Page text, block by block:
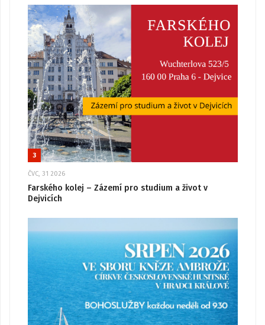
3
ČVC, 31 2026
Farského kolej – Zázemí pro studium a život v
Dejvicích